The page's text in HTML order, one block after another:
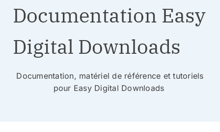
Documentation Easy
Digital Downloads
Documentation, matériel de référence et tutoriels
pour Easy Digital Downloads